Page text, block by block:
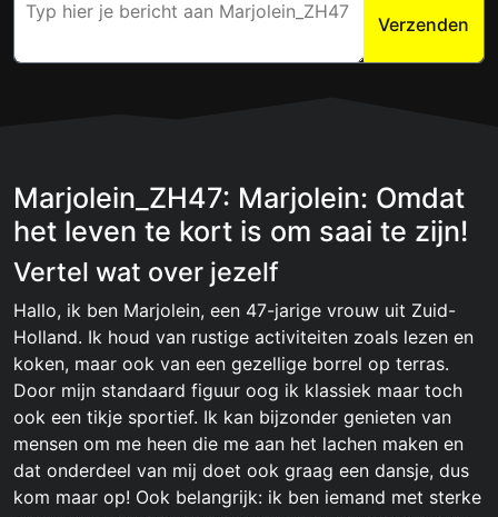
Verzenden
Marjolein_ZH47: Marjolein: Omdat
het leven te kort is om saai te zijn!
Vertel wat over jezelf
Hallo, ik ben Marjolein, een 47-jarige vrouw uit Zuid-
Holland. Ik houd van rustige activiteiten zoals lezen en
koken, maar ook van een gezellige borrel op terras.
Door mijn standaard figuur oog ik klassiek maar toch
ook een tikje sportief. Ik kan bijzonder genieten van
mensen om me heen die me aan het lachen maken en
dat onderdeel van mij doet ook graag een dansje, dus
kom maar op! Ook belangrijk: ik ben iemand met sterke